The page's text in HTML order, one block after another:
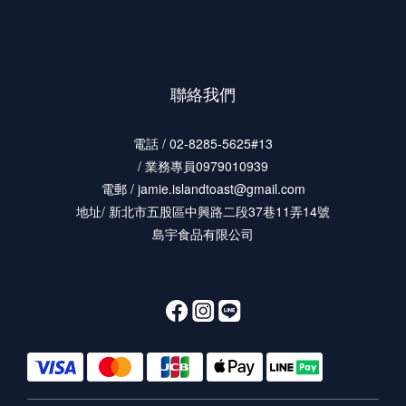
聯絡我們
電話 / 02-8285-5625#13
/ 業務專員0979010939
電郵 / jamie.islandtoast@gmail.com
地址/ 新北市五股區中興路二段37巷11弄14號
島宇食品有限公司